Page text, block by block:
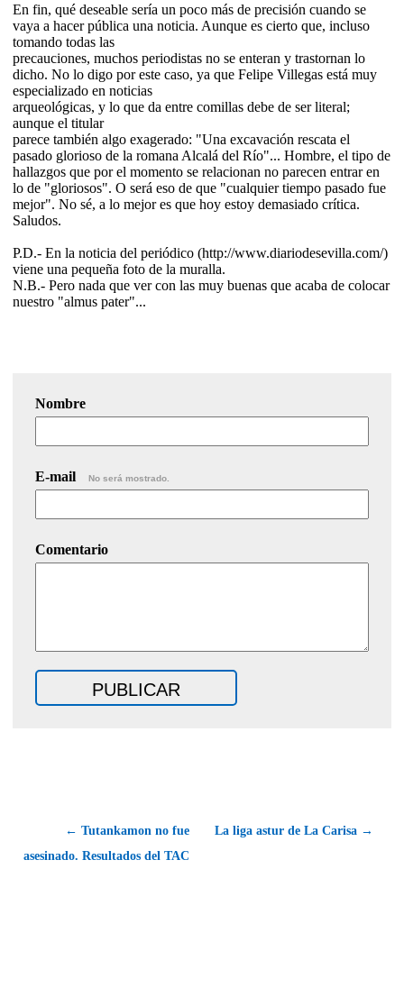
En fin, qué deseable sería un poco más de precisión cuando se
vaya a hacer pública una noticia. Aunque es cierto que, incluso
tomando todas las
precauciones, muchos periodistas no se enteran y trastornan lo
dicho. No lo digo por este caso, ya que Felipe Villegas está muy
especializado en noticias
arqueológicas, y lo que da entre comillas debe de ser literal;
aunque el titular
parece también algo exagerado: "Una excavación rescata el
pasado glorioso de la romana Alcalá del Río"... Hombre, el tipo de
hallazgos que por el momento se relacionan no parecen entrar en
lo de "gloriosos". O será eso de que "cualquier tiempo pasado fue
mejor". No sé, a lo mejor es que hoy estoy demasiado crítica.
Saludos.
P.D.- En la noticia del periódico (http://www.diariodesevilla.com/)
viene una pequeña foto de la muralla.
N.B.- Pero nada que ver con las muy buenas que acaba de colocar
nuestro "almus pater"...
Nombre
E-mail No será mostrado.
Comentario
← Tutankamon no fue
asesinado. Resultados del TAC
La liga astur de La Carisa →